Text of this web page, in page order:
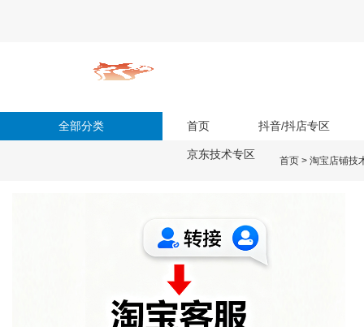
全部分类 首页 抖音/抖店专区
京东技术专区 首页 > 淘宝店铺技